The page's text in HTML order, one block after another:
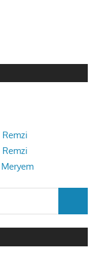
Remzi
Remzi
Meryem